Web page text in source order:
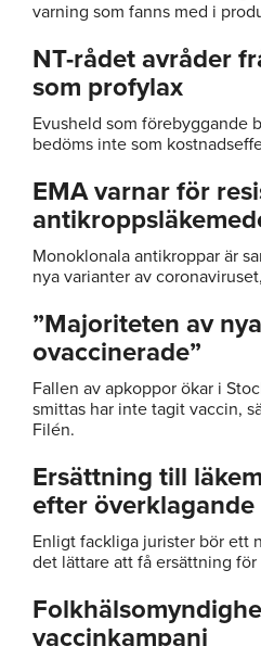
varning som fanns med i
NT-rådet avråder
som profylax
Evusheld som förebyggande
bedöms inte som
EMA varnar för
Monoklonala antikroppar är
nya varianter av
”Majoriteten av
ovaccinerade”
Fallen av apkoppor ökar i
smittas har inte tagit vaccin,
Filén.
Ersättning till
efter överklagande
Enligt fackliga jurister bör ett
det lättare att få ersättning för
vaccinkampanj